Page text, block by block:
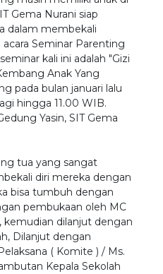
Gema Nurani siap
dalam membekali
Seminar Parenting
kali ini adalah "Gizi
Anak Yang
pada bulan januari lalu
hingga 11.00 WIB.
Yasin, SIT Gema
tua yang sangat
diri mereka dengan
bisa tumbuh dengan
pembukaan oleh MC
kemudian dilanjut dengan
Dilanjut dengan
( Komite ) / Ms.
Kepala Sekolah